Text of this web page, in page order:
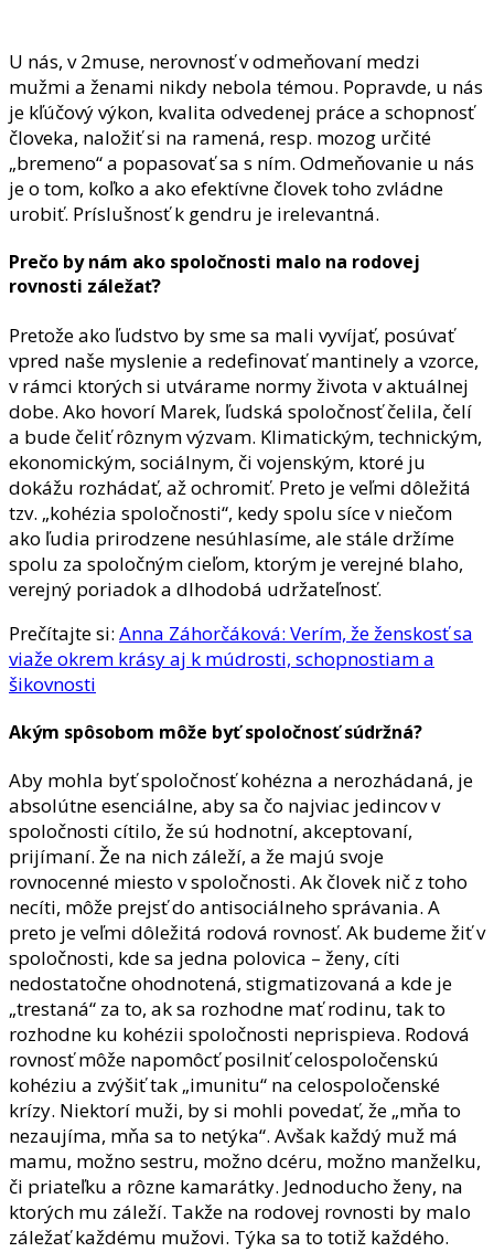
U nás, v 2muse, nerovnosť v odmeňovaní medzi
mužmi a ženami nikdy nebola témou. Popravde, u nás
je kľúčový výkon, kvalita odvedenej práce a schopnosť
človeka, naložiť si na ramená, resp. mozog určité
„bremeno“ a popasovať sa s ním. Odmeňovanie u nás
je o tom, koľko a ako efektívne človek toho zvládne
urobiť. Príslušnosť k gendru je irelevantná.
Prečo by nám ako spoločnosti malo na rodovej
rovnosti záležať?
Pretože ako ľudstvo by sme sa mali vyvíjať, posúvať
vpred naše myslenie a redefinovať mantinely a vzorce,
v rámci ktorých si utvárame normy života v aktuálnej
dobe. Ako hovorí Marek, ľudská spoločnosť čelila, čelí
a bude čeliť rôznym výzvam. Klimatickým, technickým,
ekonomickým, sociálnym, či vojenským, ktoré ju
dokážu rozhádať, až ochromiť. Preto je veľmi dôležitá
tzv. „kohézia spoločnosti“, kedy spolu síce v niečom
ako ľudia prirodzene nesúhlasíme, ale stále držíme
spolu za spoločným cieľom, ktorým je verejné blaho,
verejný poriadok a dlhodobá udržateľnosť.
Prečítajte si: Anna Záhorčáková: Verím, že ženskosť sa
viaže okrem krásy aj k múdrosti, schopnostiam a
šikovnosti
Akým spôsobom môže byť spoločnosť súdržná?
Aby mohla byť spoločnosť kohézna a nerozhádaná, je
absolútne esenciálne, aby sa čo najviac jedincov v
spoločnosti cítilo, že sú hodnotní, akceptovaní,
prijímaní. Že na nich záleží, a že majú svoje
rovnocenné miesto v spoločnosti. Ak človek nič z toho
necíti, môže prejsť do antisociálneho správania. A
preto je veľmi dôležitá rodová rovnosť. Ak budeme žiť v
spoločnosti, kde sa jedna polovica – ženy, cíti
nedostatočne ohodnotená, stigmatizovaná a kde je
„trestaná“ za to, ak sa rozhodne mať rodinu, tak to
rozhodne ku kohézii spoločnosti neprispieva. Rodová
rovnosť môže napomôcť posilniť celospoločenskú
kohéziu a zvýšiť tak „imunitu“ na celospoločenské
krízy. Niektorí muži, by si mohli povedať, že „mňa to
nezaujíma, mňa sa to netýka“. Avšak každý muž má
mamu, možno sestru, možno dcéru, možno manželku,
či priateľku a rôzne kamarátky. Jednoducho ženy, na
ktorých mu záleží. Takže na rodovej rovnosti by malo
záležať každému mužovi. Týka sa to totiž každého.